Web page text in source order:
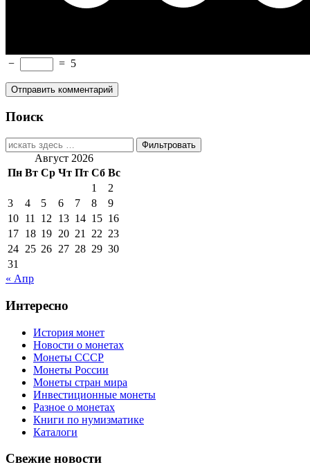
− = 5
Поиск
Найти:
Август 2026
Пн Вт Ср Чт Пт Сб Вс
1
2
3
4 5 6 7 8
9
10 11 12 13 14 15 16
17 18 19 20 21 22 23
24 25 26 27 28 29 30
31
« Апр
Интересно
История монет
Новости о монетах
Монеты СССР
Монеты России
Монеты стран мира
Инвестиционные монеты
Разное о монетах
Книги по нумизматике
Каталоги
Свежие новости